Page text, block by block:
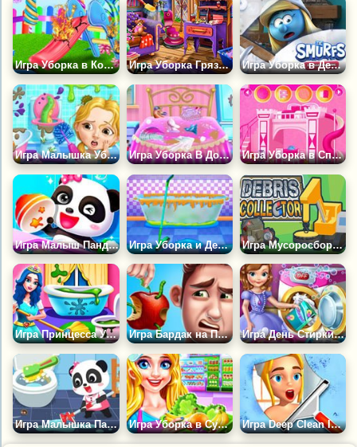
Игра Уборка в Конфетном Саду Игра Уборка Грязного Дворца Игра Уборка в Деревне Смурфиков
Игра Малышка Убирает в Отеле Игра Уборка В Доме Принцессы Игра Уборка в Спальне Принцессы
Игра Малыш Панда Счастливая Уборка Игра Уборка и Декор Ванной Комнаты Игра Мусоросборщик
Игра Принцесса Убирает в Доме Игра Бардак на Папину Голову Игра День Стирки Принцессы
Игра Малышка Панда Убирает в Доме Игра Уборка в Супермаркете Игра Deep Clean Inc. 3D: Веселая Уборка